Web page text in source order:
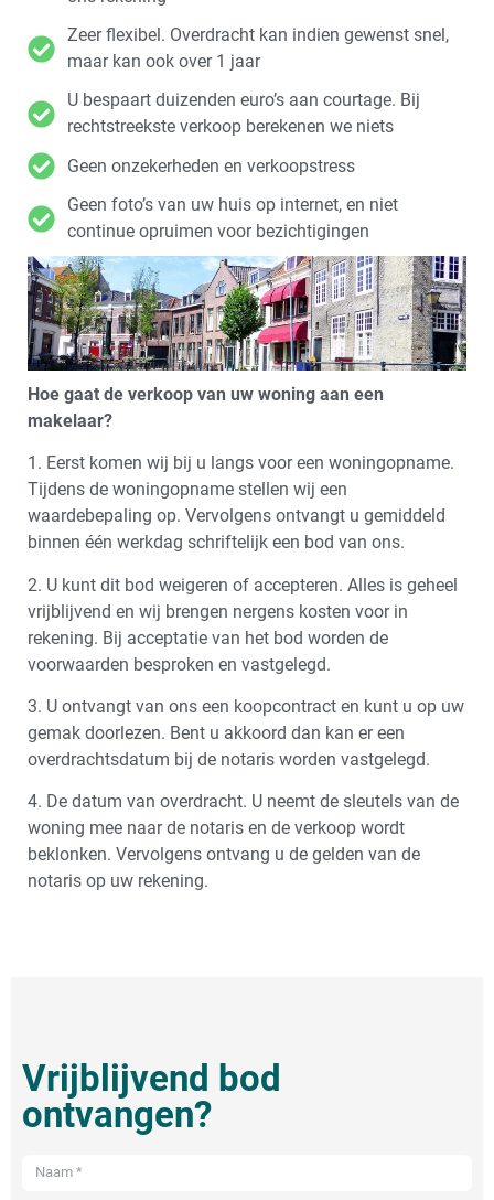
Zeer flexibel. Overdracht kan indien gewenst snel,
maar kan ook over 1 jaar
U bespaart duizenden euro’s aan courtage. Bij
rechtstreekste verkoop berekenen we niets
Geen onzekerheden en verkoopstress
Geen foto’s van uw huis op internet, en niet
continue opruimen voor bezichtigingen
Hoe gaat de verkoop van uw woning aan een
makelaar?
1. Eerst komen wij bij u langs voor een woningopname.
Tijdens de woningopname stellen wij een
waardebepaling op. Vervolgens ontvangt u gemiddeld
binnen één werkdag schriftelijk een bod van ons.
2. U kunt dit bod weigeren of accepteren. Alles is geheel
vrijblijvend en wij brengen nergens kosten voor in
rekening. Bij acceptatie van het bod worden de
voorwaarden besproken en vastgelegd.
3. U ontvangt van ons een koopcontract en kunt u op uw
gemak doorlezen. Bent u akkoord dan kan er een
overdrachtsdatum bij de notaris worden vastgelegd.
4. De datum van overdracht. U neemt de sleutels van de
woning mee naar de notaris en de verkoop wordt
beklonken. Vervolgens ontvang u de gelden van de
notaris op uw rekening.
Vrijblijvend bod
ontvangen?